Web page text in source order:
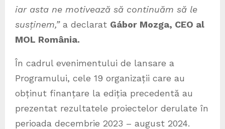
iar asta ne motivează să continuăm să le
susținem,” a declarat Gábor Mozga, CEO al
MOL România.
În cadrul evenimentului de lansare a
Programului, cele 19 organizații care au
obținut finanțare la ediția precedentă au
prezentat rezultatele proiectelor derulate în
perioada decembrie 2023 – august 2024.